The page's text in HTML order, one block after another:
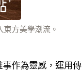
方美學潮流。
作為靈感，運用傳